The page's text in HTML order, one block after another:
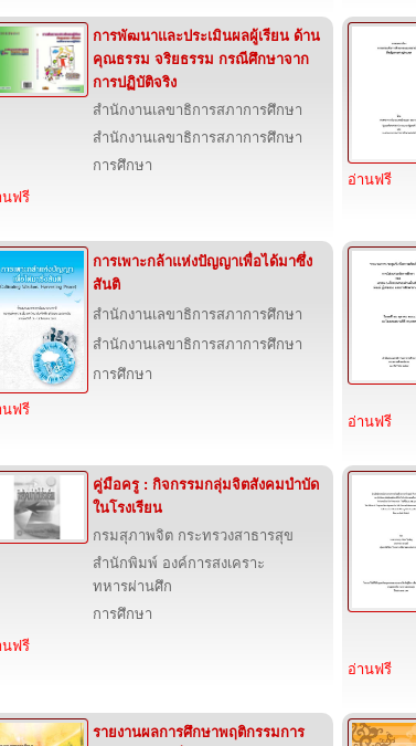
การพัฒนาและประเมินผลผู้เรียน ด้าน
คุณธรรม จริยธรรม กรณีศึกษาจาก
การปฏิบัติจริง
สำนักงานเลขาธิการสภาการศึกษา
สำนักงานเลขาธิการสภาการศึกษา
การศึกษา
นฟรี
อ่านฟรี
การเพาะกล้าแห่งปัญญาเพื่อได้มาซึ่ง
สันติ
สำนักงานเลขาธิการสภาการศึกษา
สำนักงานเลขาธิการสภาการศึกษา
การศึกษา
นฟรี
อ่านฟรี
คู่มือครู : กิจกรรมกลุ่มจิตสังคมบำบัด
ในโรงเรียน
กรมสุภาพจิต กระทรวงสาธารสุข
สำนักพิมพ์ องค์การสงเคราะ
ทหารผ่านศึก
การศึกษา
นฟรี
อ่านฟรี
รายงานผลการศึกษาพฤติกรรมการ